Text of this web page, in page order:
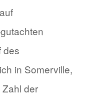
des
in Somerville,
der